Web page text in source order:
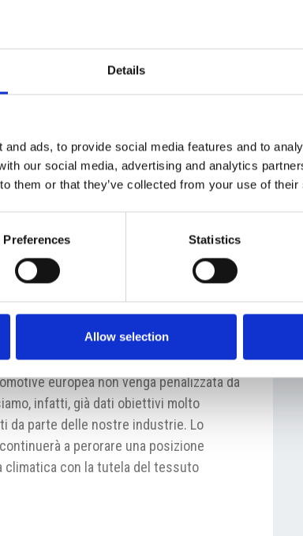
Details
ads, to provide social media features and to
our social media, advertising and analytics
them or that they’ve collected from your use of
Preferences Statistics
Allow selection
esporta più in Austria che in Cina e
il Nord America, sono in costante
favorire, non solo un incremento dei
di investimenti produttivi nei due
che sono già molto positivi, ma che
punti di forza dei due Paesi.
è la riduzione dell’impatto
di attrazione di nuovi investimenti nel
attuali?
Competitività a Bruxelles che la
dei processi produttivi europei. Quello
ma dobbiamo far comprendere ai
armi pari (il c.d. “level playing field”) e
di Paesi non in linea con le misure
concorrenza sleale nei nostri
europea non venga penalizzata da
infatti, già dati obiettivi molto
da parte delle nostre industrie. Lo
a perorare una posizione
climatica con la tutela del tessuto